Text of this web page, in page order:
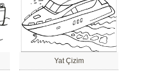
Yat Çizim